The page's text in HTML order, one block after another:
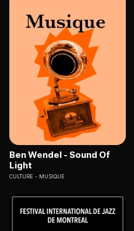
Ben Wendel - Sound Of
Light
CULTURE MUSIQUE